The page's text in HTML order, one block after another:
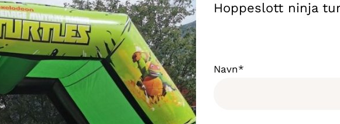
Hoppeslott ninja
Navn*